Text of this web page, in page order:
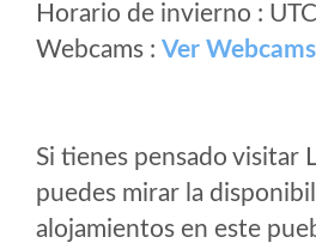
Horario de invierno :
Webcams : Ver Webcams
Si tienes pensado visitar
puedes mirar la
alojamientos en este